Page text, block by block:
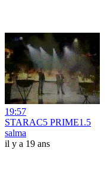
19:57
STARAC5 PRIME1.5
salma
il y a 19 ans